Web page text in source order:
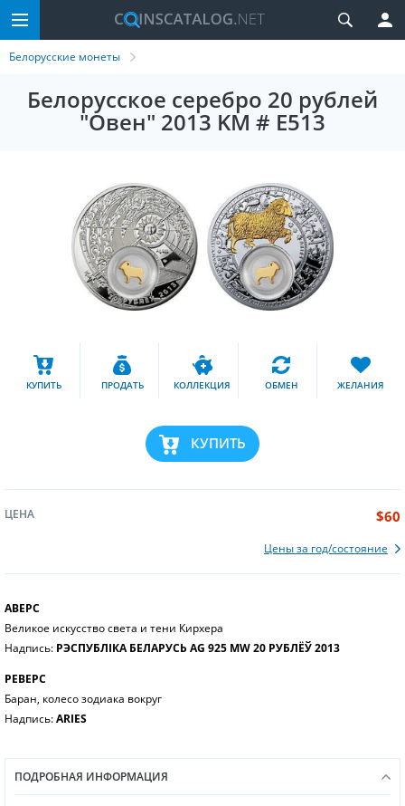
Белорусские монеты
Белорусское серебро 20 рублей
"Овен" 2013 KM # E513
КУПИТЬ ПРОДАТЬ КОЛЛЕКЦИЯ ОБМЕН ЖЕЛАНИЯ
КУПИТЬ
ЦЕНА $60
Цены за год/состояние
АВЕРС
Великое искусство света и тени Кирхера
Надпись: РЭСПУБЛІКА БЕЛАРУСЬ AG 925 MW 20 РУБЛЁЎ 2013
РЕВЕРС
Баран, колесо зодиака вокруг
Надпись:ARIES
ПОДРОБНАЯ ИНФОРМАЦИЯ